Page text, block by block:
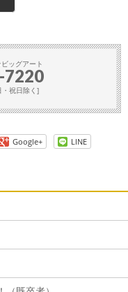
ッグアート
7220
祝日除く]
Google+ LINE